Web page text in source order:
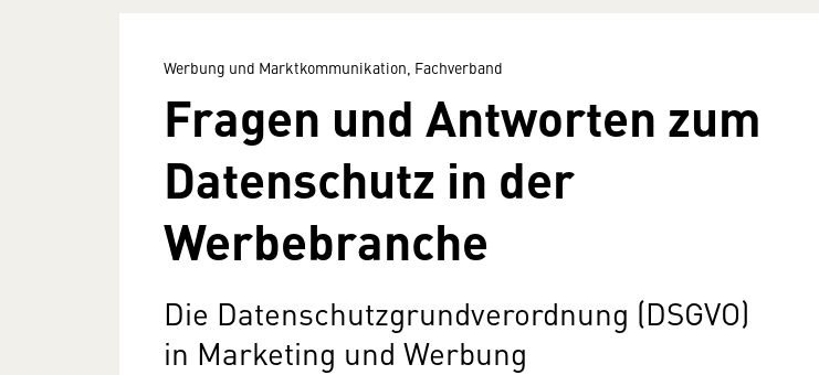
Werbung und Marktkommunikation, Fachverband
Fragen und Antworten zum
Datenschutz in der
Werbebranche
Die Datenschutzgrundverordnung (DSGVO)
in Marketing und Werbung